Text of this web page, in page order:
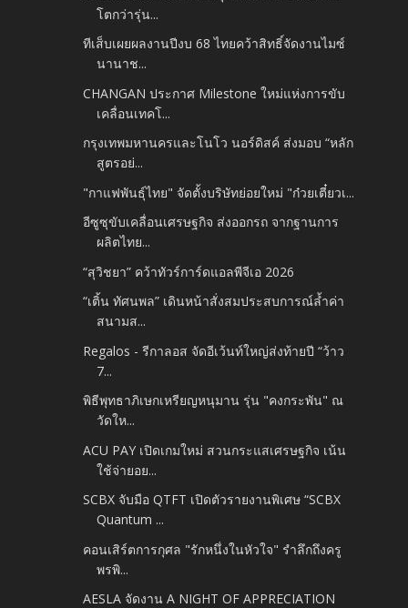
โตกว่ารุ่น...
ทีเส็บเผยผลงานปีงบ 68 ไทยคว้าสิทธิ์จัดงานไมซ์
นานาช...
CHANGAN ประกาศ Milestone ใหม่แห่งการขับ
เคลื่อนเทคโ...
กรุงเทพมหานครและโนโว นอร์ดิสค์ ส่งมอบ “หลัก
สูตรอย่...
"กาแฟพันธุ์ไทย" จัดตั้งบริษัทย่อยใหม่ "ก๋วยเตี๋ยวเ...
อีซูซุขับเคลื่อนเศรษฐกิจ ส่งออกรถ จากฐานการ
ผลิตไทย...
“สุวิชยา” คว้าทัวร์การ์ดแอลพีจีเอ 2026
“เติ้น ทัศนพล” เดินหน้าสั่งสมประสบการณ์ล้ำค่า
สนามส...
Regalos - รีกาลอส จัดอีเว้นท์ใหญ่ส่งท้ายปี “ว้าว
7...
พิธีพุทธาภิเษกเหรียญหนุมาน รุ่น "คงกระพัน" ณ
วัดให...
ACU PAY เปิดเกมใหม่ สวนกระแสเศรษฐกิจ เน้น
ใช้จ่ายอย...
SCBX จับมือ QTFT เปิดตัวรายงานพิเศษ “SCBX
Quantum ...
คอนเสิร์ตการกุศล "รักหนึ่งในหัวใจ" รำลึกถึงครู
พรพิ...
AESLA จัดงาน A NIGHT OF APPRECIATION